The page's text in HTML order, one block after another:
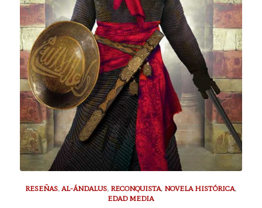
RESEÑAS, AL-ÁNDALUS, RECONQUISTA, NOVELA HISTÓRICA,
EDAD MEDIA